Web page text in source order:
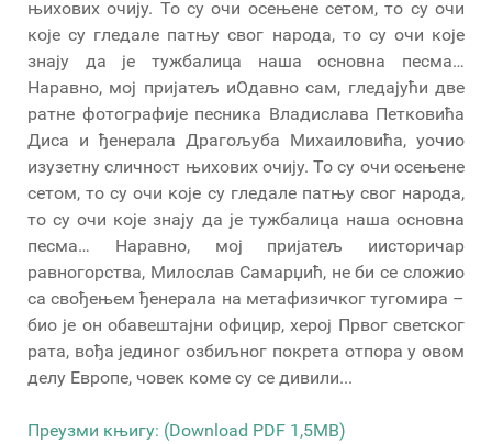
њихових очију. То су очи осењене сетом, то су очи
које су гледале патњу свог народа, то су очи које
знају да је тужбалица наша основна песма…
Наравно, мој пријатељ иОдавно сам, гледајући две
ратне фотографије песника Владислава Петковића
Диса и ђенерала Драгољуба Михаиловића, уочио
изузетну сличност њихових очију. То су очи осењене
сетом, то су очи које су гледале патњу свог народа,
то су очи које знају да је тужбалица наша основна
песма… Наравно, мој пријатељ иисторичар
равногорства, Милослав Самарџић, не би се сложио
са свођењем ђенерала на метафизичког тугомира –
био је он обавештајни официр, херој Првог светског
рата, вођа јединог озбиљног покрета отпора у овом
делу Европе, човек коме су се дивили...
Преузми књигу: (Download PDF 1,5MB)